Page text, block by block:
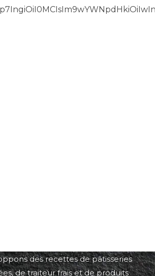
des recettes de pâtisseries
de traiteur frais et de produits